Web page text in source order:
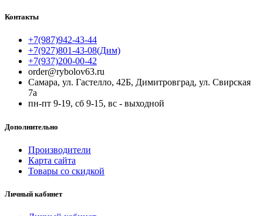
Контакты
+7(987)942-43-44
+7(927)801-43-08(Дим)
+7(937)200-00-42
order@rybolov63.ru
Самара, ул. Гастелло, 42Б, Димитровград, ул. Свирская
7а
пн-пт 9-19, сб 9-15, вс - выходной
Дополнительно
Производители
Карта сайта
Товары со скидкой
Личный кабинет